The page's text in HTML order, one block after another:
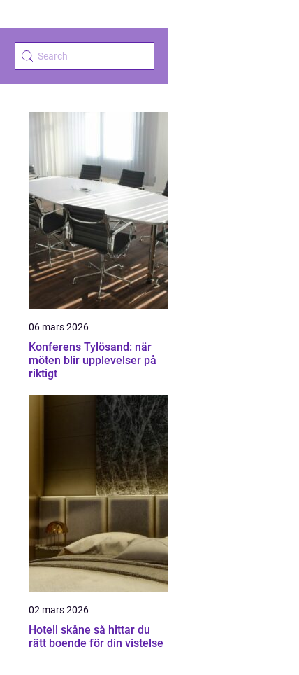
06 mars 2026
Konferens Tylösand: när
möten blir upplevelser på
riktigt
02 mars 2026
Hotell skåne så hittar du
rätt boende för din vistelse